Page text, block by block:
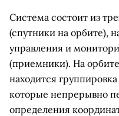
Система состоит из
(спутники на орбите),
управления и
(приемники). На
находится
которые непрерывно
определения